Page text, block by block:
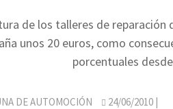
de los talleres de reparación
unos 20 euros, como
porcentuales
DE AUTOMOCIÓN 24/06/2010 |